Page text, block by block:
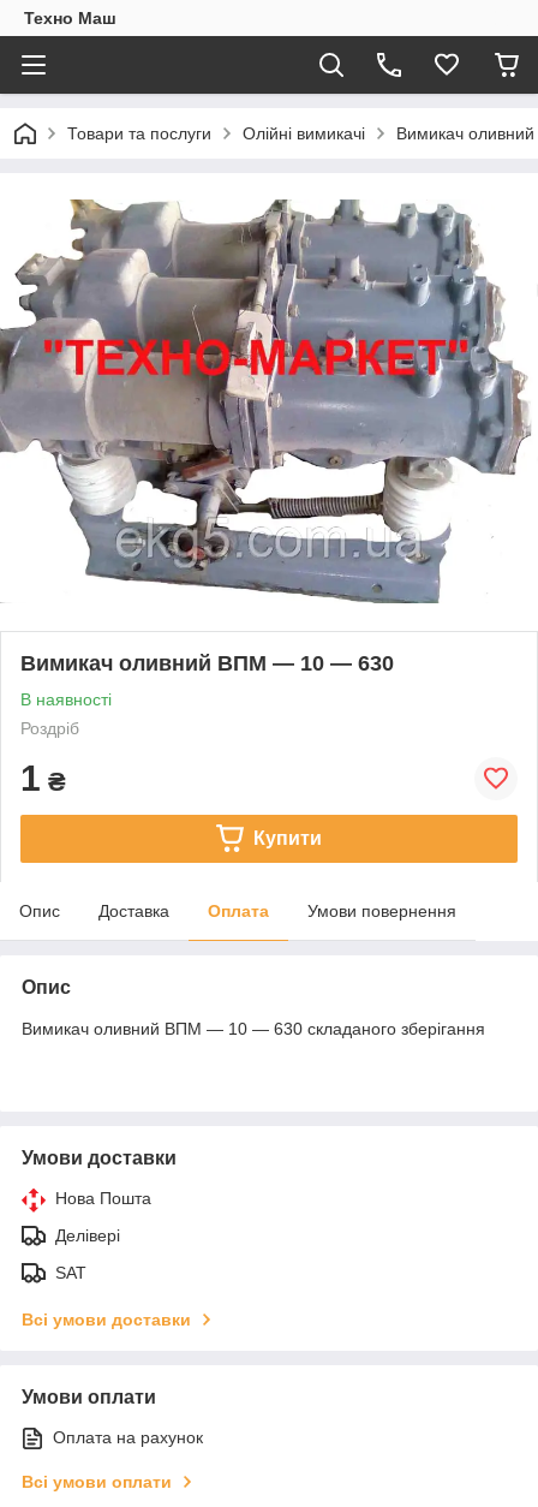
Техно Маш
Товари та послуги Олійні вимикачі Вимикач
Вимикач оливний ВПМ — 10 — 630
В наявності
Роздріб
1 ₴
Купити
Опис Доставка Оплата Умови повернення
Опис
Вимикач оливний ВПМ — 10 — 630 складаного зберігання
Умови доставки
Нова Пошта
Делівері
SAT
Всі умови доставки
Умови оплати
Оплата на рахунок
Всі умови оплати